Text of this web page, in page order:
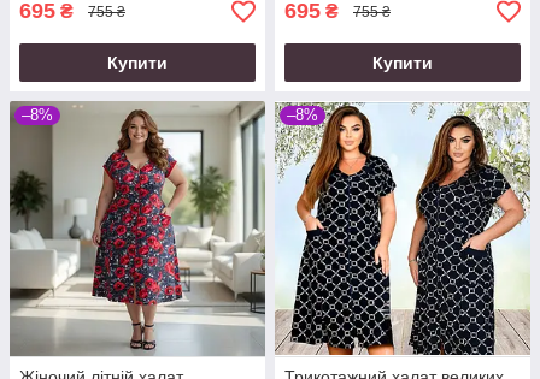
695 ₴ 755 ₴
Купити
695 ₴ 755 ₴
Купити
–8% –8%